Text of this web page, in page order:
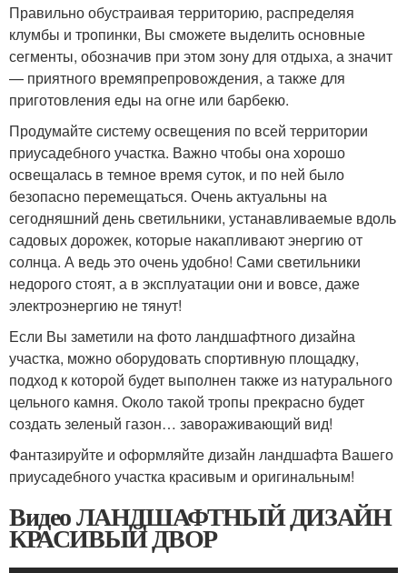
Правильно обустраивая территорию, распределяя
клумбы и тропинки, Вы сможете выделить основные
сегменты, обозначив при этом зону для отдыха, а значит
— приятного времяпрепровождения, а также для
приготовления еды на огне или барбекю.
Продумайте систему освещения по всей территории
приусадебного участка. Важно чтобы она хорошо
освещалась в темное время суток, и по ней было
безопасно перемещаться. Очень актуальны на
сегодняшний день светильники, устанавливаемые вдоль
садовых дорожек, которые накапливают энергию от
солнца. А ведь это очень удобно! Сами светильники
недорого стоят, а в эксплуатации они и вовсе, даже
электроэнергию не тянут!
Если Вы заметили на фото ландшафтного дизайна
участка, можно оборудовать спортивную площадку,
подход к которой будет выполнен также из натурального
цельного камня. Около такой тропы прекрасно будет
создать зеленый газон… завораживающий вид!
Фантазируйте и оформляйте дизайн ландшафта Вашего
приусадебного участка красивым и оригинальным!
Видео ЛАНДШАФТНЫЙ ДИЗАЙН
КРАСИВЫЙ ДВОР